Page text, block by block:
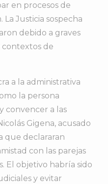
en procesos de
Justicia sospecha
debido a graves
contextos de
a la administrativa
la persona
convencer a las
Gigena, acusado
que declararan
con las parejas
El objetivo habría sido
y evitar